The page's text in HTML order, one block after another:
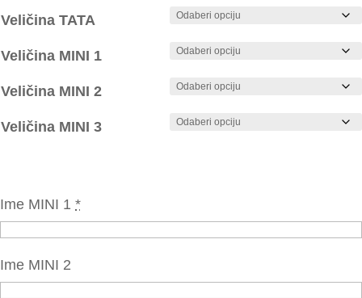
Veličina TATA
Veličina MINI 1
Veličina MINI 2
Veličina MINI 3
Ime MINI 1 *
Ime MINI 2